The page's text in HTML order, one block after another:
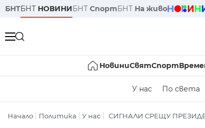
БНТБНТ НОВИНИБНТ СпортБНТ На живо
НовиниСвятСпорт
У нас По света
Начало Политика У нас СИГНАЛИ СРЕЩУ